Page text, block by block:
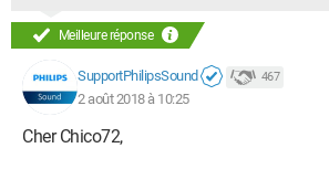
Meilleure réponse
SupportPhilipsSound 467
2 août 2018 à 10:25
Cher Chico72,